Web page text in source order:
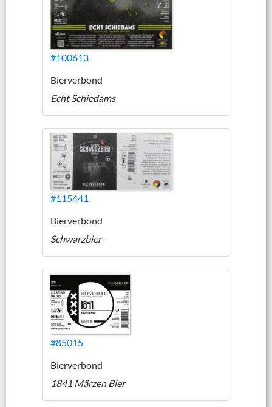
#100613
Bierverbond
Echt Schiedams
#115441
Bierverbond
Schwarzbier
#85015
Bierverbond
1841 Märzen Bier